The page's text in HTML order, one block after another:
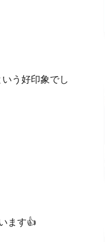
う好印象でし
ます👍